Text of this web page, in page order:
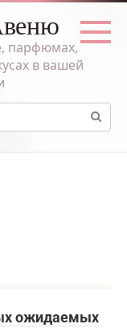
парфюмах,
в вашей
ожидаемых